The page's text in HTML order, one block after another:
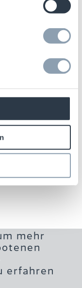
müssen nicht
und -
zu werden.
über Ihre
, nahezu in
sie zu
Weise
nutzen.
mehr
erfahren